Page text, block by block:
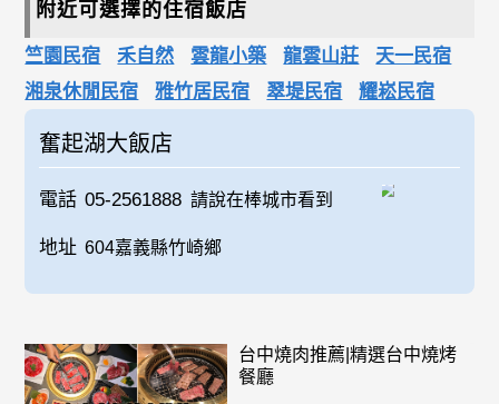
附近可選擇的住宿飯店
竺園民宿 禾自然 雲龍小築 龍雲山莊
天一民宿
湘泉休閒民宿
雅竹居民宿 翠堤民宿 耀崧民宿
奮起湖大飯店
電話 05-2561888 請說在棒城市看到
地址 604嘉義縣竹崎鄉
台中燒肉推薦|精選台中燒烤
餐廳